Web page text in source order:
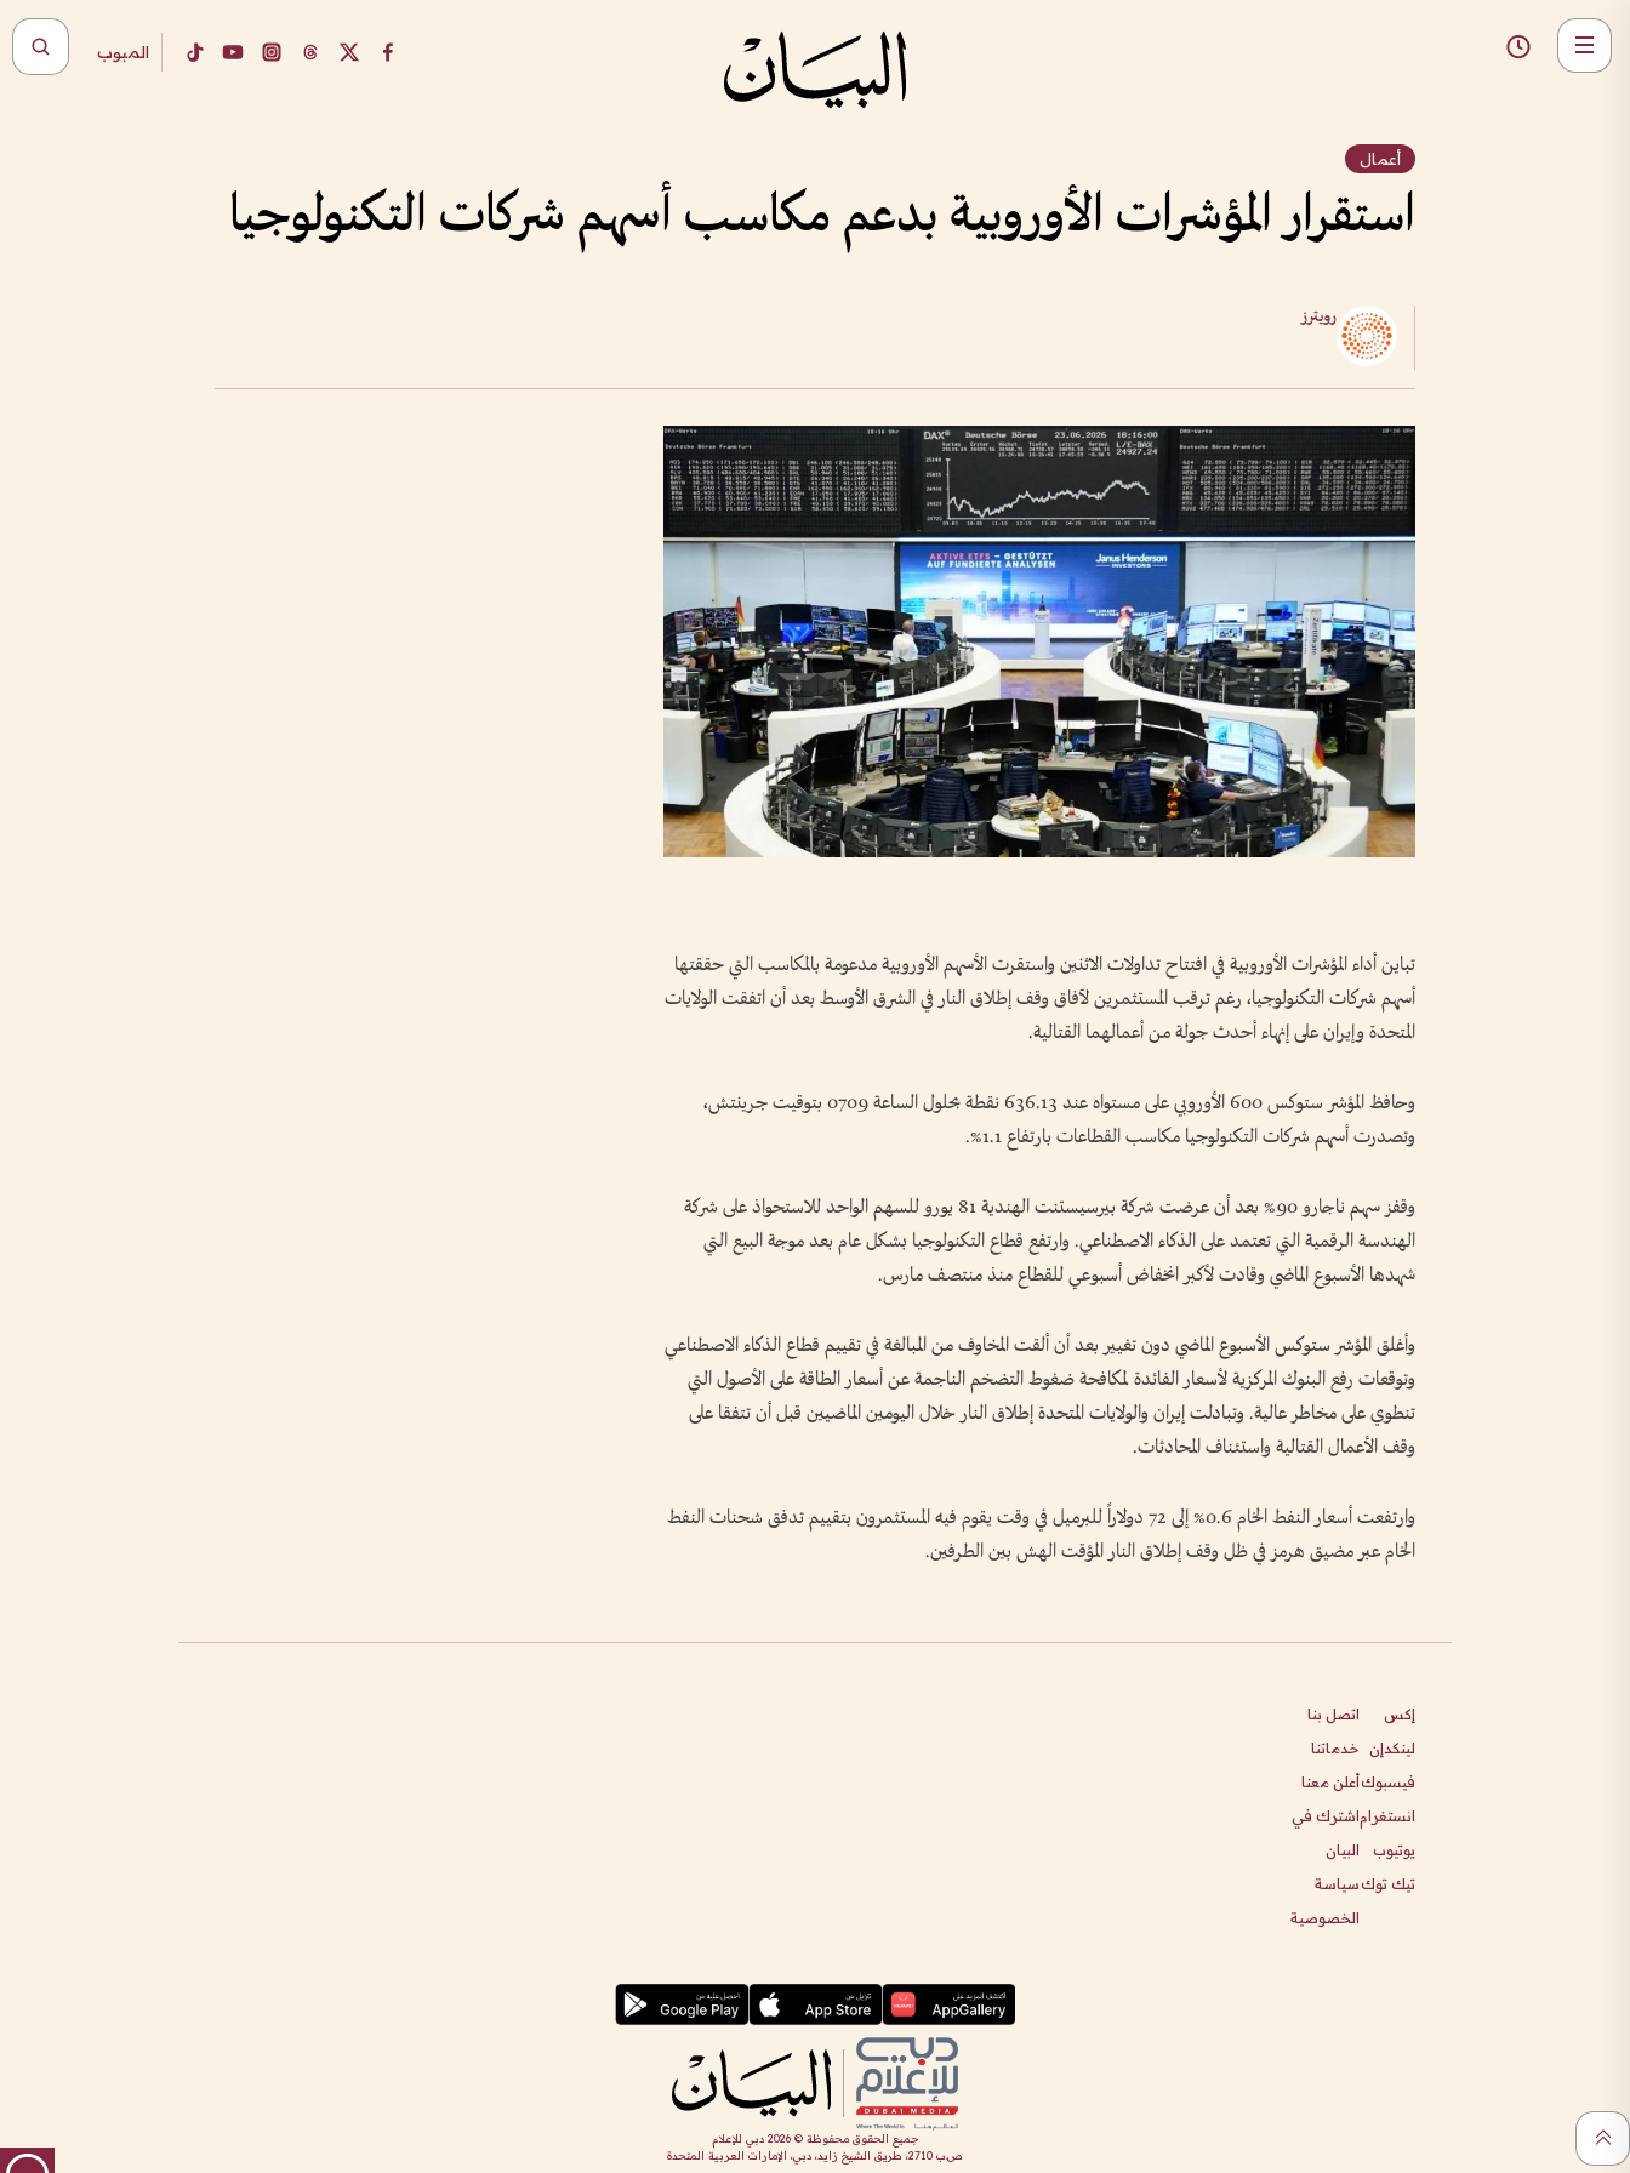
المبوب
أعمال
استقرار المؤشرات الأوروبية ​بدعم مكاسب أسهم شركات ‌التكنولوجيا
رويترز
تباين أداء المؤشرات الأوروبية في افتتاح تداولات الاثنين واستقرت الأسهم الأوروبية ​مدعومة بالمكاسب التي حققتها
أسهم شركات ‌التكنولوجيا، ​رغم ترقب المستثمرين لآفاق وقف إطلاق النار في الشرق الأوسط بعد أن اتفقت الولايات
المتحدة وإيران على إنهاء أحدث جولة من أعمالهما القتالية.
وحافظ المؤشر ⁠ستوكس 600 الأوروبي على مستواه عند 636.13 نقطة بحلول الساعة 0709 بتوقيت جرينتش،
وتصدرت أسهم شركات التكنولوجيا مكاسب القطاعات ‌بارتفاع 1.1%.
وقفز سهم ناجارو 90% بعد أن عرضت شركة بيرسيستنت ‌الهندية 81 يورو للسهم الواحد للاستحواذ على ‌شركة
الهندسة الرقمية التي تعتمد على ‌الذكاء الاصطناعي. وارتفع قطاع ‌التكنولوجيا بشكل عام بعد موجة البيع التي
شهدها الأسبوع الماضي ​وقادت لأكبر ‌انخفاض ​أسبوعي للقطاع منذ منتصف ⁠مارس.
وأغلق المؤشر ستوكس الأسبوع الماضي دون تغيير بعد أن ألقت المخاوف من المبالغة ​في ⁠تقييم قطاع ⁠الذكاء الاصطناعي
وتوقعات رفع البنوك المركزية لأسعار الفائدة لمكافحة ضغوط التضخم الناجمة عن أسعار ⁠الطاقة على الأصول التي
تنطوي على مخاطر عالية. وتبادلت إيران والولايات المتحدة إطلاق النار خلال اليومين الماضيين قبل أن تتفقا على
وقف الأعمال القتالية واستئناف المحادثات.
وارتفعت أسعار ‌النفط الخام 0.6% إلى 72 دولاراً للبرميل في ​وقت يقوم فيه المستثمرون بتقييم تدفق شحنات النفط
الخام عبر مضيق هرمز في ظل وقف إطلاق النار المؤقت الهش ​بين الطرفين.
إكس
لينكدإن
فيسبوك
انستغرام
يوتيوب
تيك توك
اتصل بنا
خدماتنا
أعلن معنا
اشترك في
البيان
سياسة
الخصوصية
جميع الحقوق محفوظة ©2026 دبي للإعلام
ص.ب 2710، طريق الشيخ زايد، دبي، الإمارات العربية المتحدة